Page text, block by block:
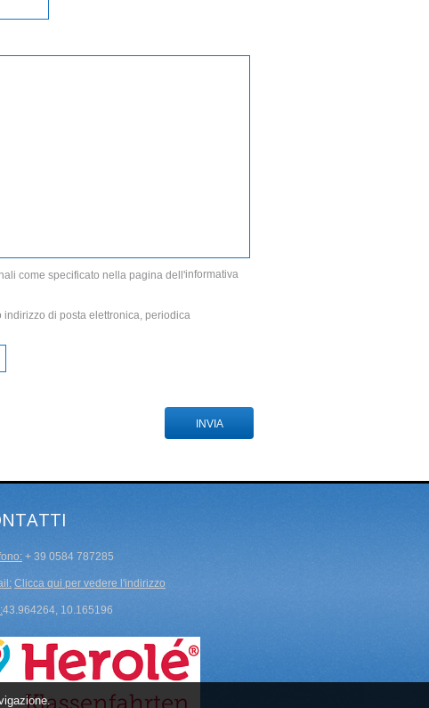
come specificato nella pagina dell'informativa
di posta elettronica, periodica
+ 39 0584 787285
Clicca qui per vedere l'indirizzo
43.964264, 10.165196